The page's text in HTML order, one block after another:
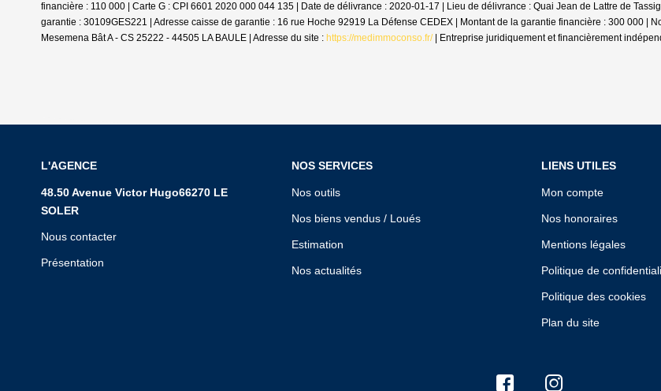
financière : 110 000 | Carte G : CPI 6601 2020 000 044 135 | Date de délivrance : 2020-01-17 | Lieu de délivrance : Quai Jean de Lattre de
garantie : 30109GES221 | Adresse caisse de garantie : 16 rue Hoche 92919 La Défense CEDEX | Montant de la garantie financière : 300 000 |
Mesemena Bât A - CS 25222 - 44505 LA BAULE | Adresse du site : https://medimmoconso.fr/| Entreprise juridiquement et financièrement
L'AGENCE
48.50 Avenue Victor Hugo66270 LE
SOLER
Nous contacter
Présentation
NOS SERVICES
Nos outils
Nos biens vendus / Loués
Estimation
Nos actualités
LIENS UTILES
Mon compte
Nos honoraires
Mentions légales
Politique de
Politique des cookies
Plan du site